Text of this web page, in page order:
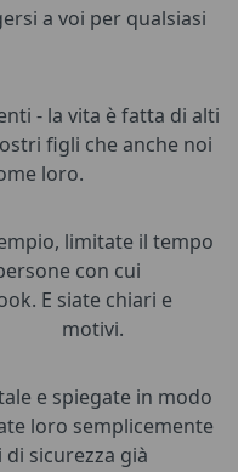
a voi per qualsiasi
- la vita è fatta di alti
figli che anche noi
loro.
limitate il tempo
con cui
E siate chiari e
i motivi.
e spiegate in modo
loro semplicemente
sicurezza già